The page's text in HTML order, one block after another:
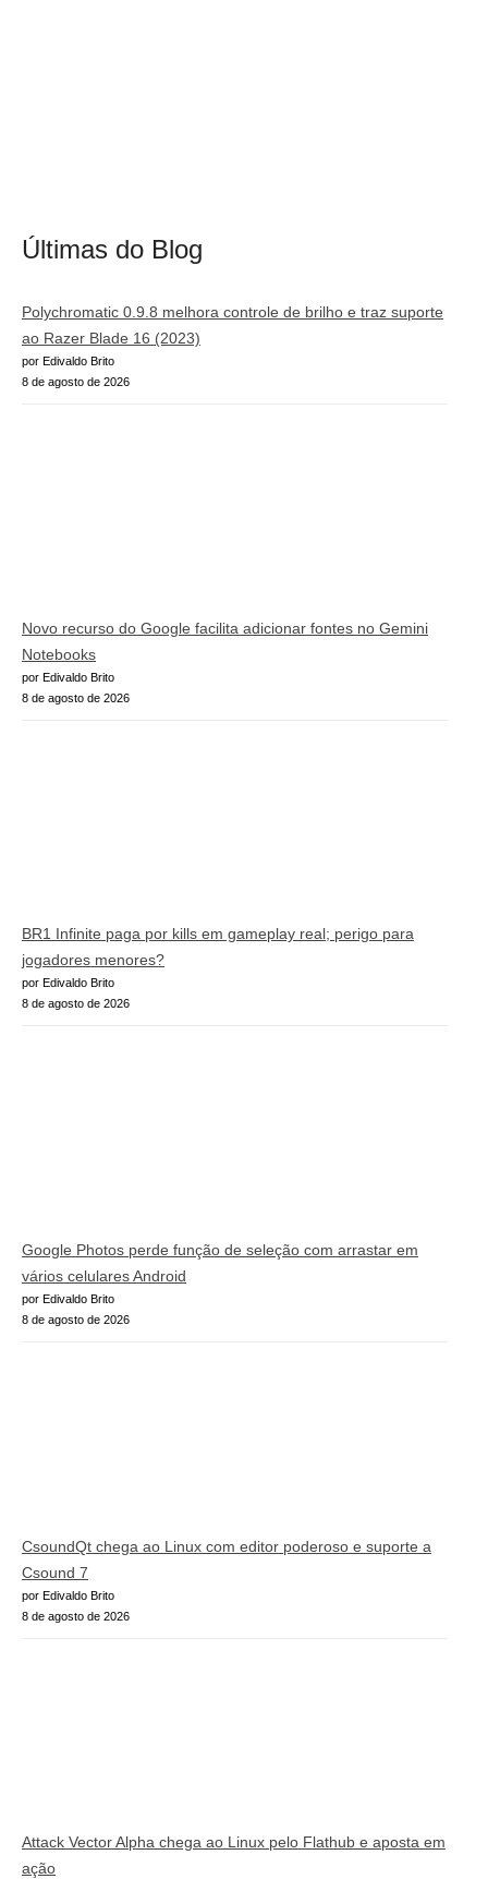
Últimas do Blog
Polychromatic 0.9.8 melhora controle de brilho e traz suporte
ao Razer Blade 16 (2023)
por Edivaldo Brito
8 de agosto de 2026
Novo recurso do Google facilita adicionar fontes no Gemini
Notebooks
por Edivaldo Brito
8 de agosto de 2026
BR1 Infinite paga por kills em gameplay real; perigo para
jogadores menores?
por Edivaldo Brito
8 de agosto de 2026
Google Photos perde função de seleção com arrastar em
vários celulares Android
por Edivaldo Brito
8 de agosto de 2026
CsoundQt chega ao Linux com editor poderoso e suporte a
Csound 7
por Edivaldo Brito
8 de agosto de 2026
Attack Vector Alpha chega ao Linux pelo Flathub e aposta em
ação